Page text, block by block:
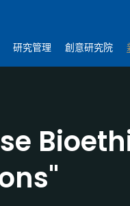
研究管理 創意研究院